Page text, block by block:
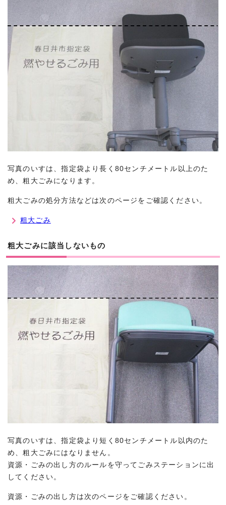
写真のいすは、指定袋より長く80センチメートル以上のた
め、粗大ごみになります。
粗大ごみの処分方法などは次のページをご確認ください。
粗大ごみ
粗大ごみに該当しないもの
写真のいすは、指定袋より短く80センチメートル以内のた
め、粗大ごみにはなりません。
資源・ごみの出し方のルールを守ってごみステーションに出
してください。
資源・ごみの出し方は次のページをご確認ください。